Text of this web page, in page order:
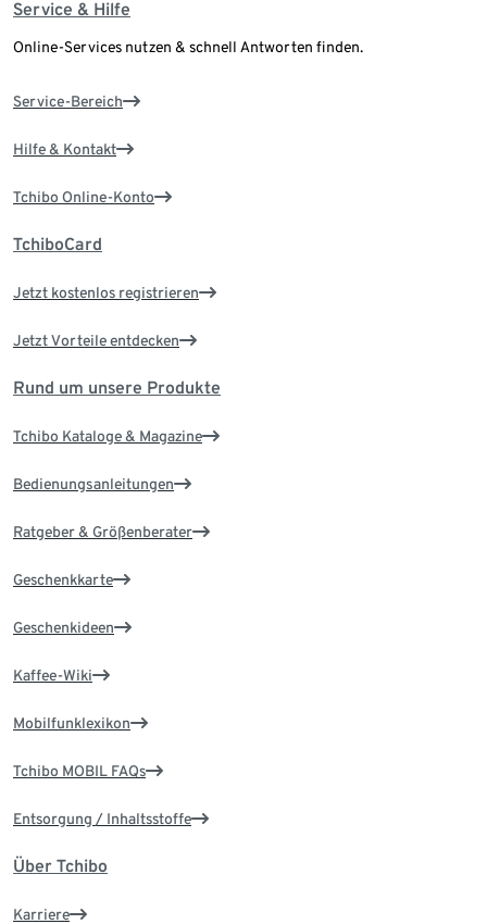
Service & Hilfe
Online-Services nutzen & schnell Antworten finden.
Service-Bereich
Hilfe & Kontakt
Tchibo Online-Konto
TchiboCard
Jetzt kostenlos registrieren
Jetzt Vorteile entdecken
Rund um unsere Produkte
Tchibo Kataloge & Magazine
Bedienungsanleitungen
Ratgeber & Größenberater
Geschenkkarte
Geschenkideen
Kaffee-Wiki
Mobilfunklexikon
Tchibo MOBIL FAQs
Entsorgung / Inhaltsstoffe
Über Tchibo
Karriere